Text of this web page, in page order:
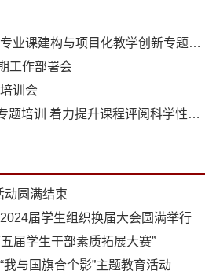
深耕课程建构 创新教学模式——数媒教研室开展专业课建构与项​目化教学创新专题培训
工作部署会
训会
新闻学教研室举办“科学评阅·标准统一”阅卷质量专题培训 着力提升课程评阅科学性、公正性与一致性
动圆满结束
届学生组织换届大会圆满举行
届学生干部素质拓展大赛”
与国旗合个影”主题教育活动